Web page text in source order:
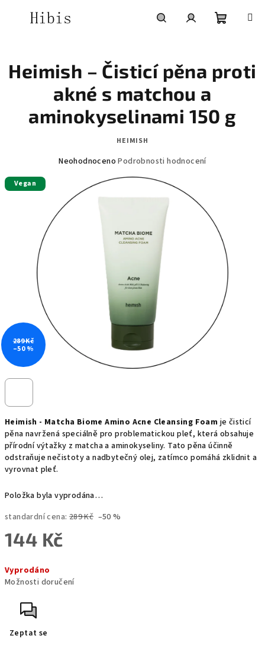
košík
Heimish - Matcha Biome Amino Acne Cleansing Foam je čisticí
pěna navržená speciálně pro problematickou pleť, která obsahuje
přírodní výtažky z matcha a aminokyseliny. Tato pěna účinně
odstraňuje nečistoty a nadbytečný olej, zatímco pomáhá zklidnit a
vyrovnat pleť.
Položka byla vyprodána…
standardní cena: 289 Kč –50 %
144 Kč
cena:
Vyprodáno
Možnosti doručení
Zeptat se
Heimish – Čisticí pěna proti
akné s matchou a
aminokyselinami 150 g
HEIMISH
Průměrné
produktu
0,0
Neohodnoceno Podrobnosti hodnocení
Vegan
289 Kč
–50 %